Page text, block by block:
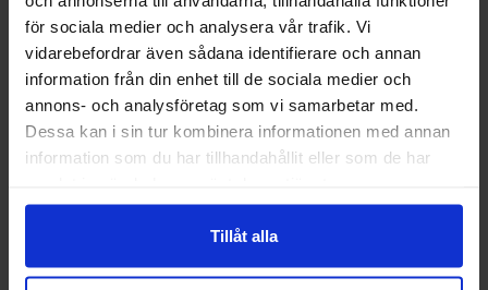
för sociala medier och analysera vår trafik. Vi
vidarebefordrar även sådana identifierare och annan
information från din enhet till de sociala medier och
annons- och analysföretag som vi samarbetar med.
Dessa kan i sin tur kombinera informationen med annan
information som du har tillhandahållit eller som de har
Tillåt alla
60g